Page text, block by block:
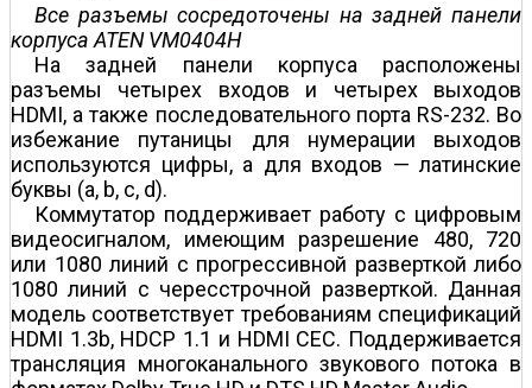
Все разъемы сосредоточены на задней панели
корпуса ATEN VM0404H
На задней панели корпуса расположены
разъемы четырех входов и четырех выходов
HDMI, а также последовательного порта RS-232. Во
избежание путаницы для нумерации выходов
используются цифры, а для входов — латинские
буквы (a, b, c, d).
Коммутатор поддерживает работу с цифровым
видеосигналом, имеющим разрешение 480, 720
или 1080 линий с прогрессивной разверткой либо
1080 линий с чересстрочной разверткой. Данная
модель соответствует требованиям спецификаций
HDMI 1.3b, HDCP 1.1 и HDMI CEC. Поддерживается
трансляция многоканального звукового потока в